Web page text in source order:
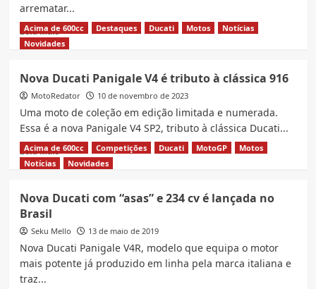
arrematar...
Leia MaisRead
more
Ayrton
Senna
será
leiloada
no
Brasil,
arrematar
Acima de 600cc Destaques Ducati Motos
Notícias
Novidades
Nova Ducati Panigale V4 é tributo à clássica 916
MotoRedator 10 de novembro de 2023
Uma moto de coleção em edição limitada e numerada.
Essa é a nova Panigale V4 SP2, tributo à clássica Ducati...
Leia MaisRead
more
Ducati
V4
à
Acima de 600cc Competições Ducati MotoGP
Motos
Notícias
Novidades
Nova Ducati com “asas” e 234 cv é lançada no
Brasil
Seku Mello 13 de maio de 2019
Nova Ducati Panigale V4R, modelo que equipa o motor
mais potente já produzido em linha pela marca italiana e
traz...